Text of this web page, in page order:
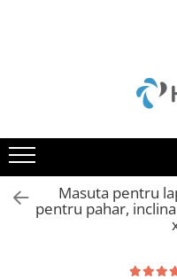
Cani
Cratite
Oale
Organizare
Cutii
Scrumiere
Suporturi
Umerase
Unelte
Masuta pentru
pentru pahar,